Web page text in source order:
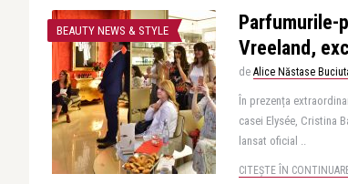
BEAUTY NEWS & STYLE
Parfumurile-
Vreeland,
de Alice Năstase
În prezența
casei Elysée, Cristina
lansat oficial ..
CITEȘTE ÎN